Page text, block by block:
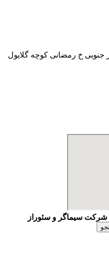
جنوبی خ رمضانی کوچه گلایول
سیماگر و سئوراز